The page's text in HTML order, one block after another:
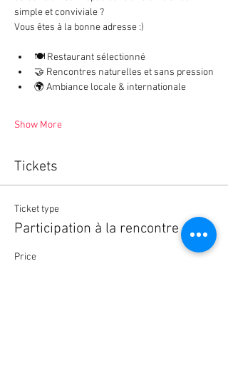
simple et conviviale ?
Vous êtes à la bonne adresse :)
🍽️ Restaurant sélectionné
🤝 Rencontres naturelles et sans pression
🌍 Ambiance locale & internationale
Show More
Tickets
Ticket type
Participation à la rencontre
Price